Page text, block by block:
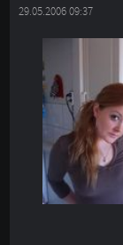
29.05.2006 09:37